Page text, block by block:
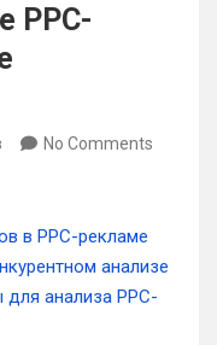
PPC-
No Comments
в PPC-рекламе
анализе
анализа PPC-